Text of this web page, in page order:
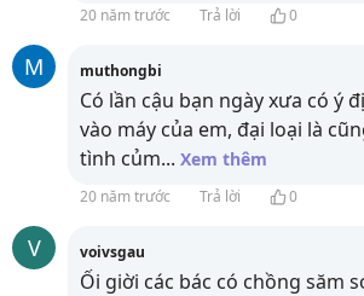
20 năm trước Trả lời 0
M muthongbi
Có lần cậu bạn ngày xưa có ý
vào máy của em, đại loại là
tình củm... Xem thêm
20 năm trước Trả lời 0
V voivsgau
Ối giời các bác có chồng săm